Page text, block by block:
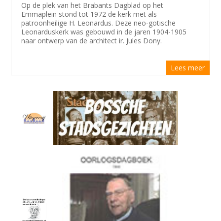
Op de plek van het Brabants Dagblad op het
Emmaplein stond tot 1972 de kerk met als
patroonheilige H. Leonardus. Deze neo-gotische
Leonarduskerk was gebouwd in de jaren 1904-1905
naar ontwerp van de architect ir. Jules Dony.
Lees meer